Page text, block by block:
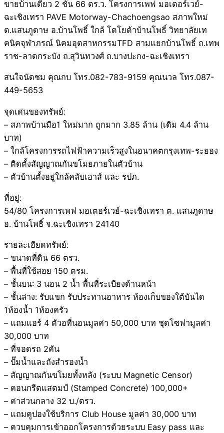
ขายบ้านเดี่ยว 2 ชั้น 66 ตร.ว. โครงการเพฟ มอเตอร์เวย์-
ฉะเชิงเทรา PAVE Motorway-Chachoengsao สภาพใหม่
ต.แสนภูดาษ อ.บ้านโพธิ์ ใกล้ โตโยต้าบ้านโพธิ์ วิทยาลัยเท
คนิคจุฬาภรณ์ นิคมอุตสาหกรรมTFD สามแยกบ้านโพธิ์ ถ.เทพ
ราช-ลาดกระบัง ถ.สุวินทวงศ์ ถ.บางปะกง-ฉะเชิงเทรา
สนใจนัดชม คุณกบ โทร.082-783-9159 คุณนวล โทร.087-
449-5653
จุดเด่นของทรัพย์:
– สภาพบ้านมือ1 ใหม่มาก ถูกมาก 3.85 ล้าน (เดิม 4.4 ล้าน
บาท)
– ใกล้โครงการรถไฟฟ้าความเร็วสูงในอนาคตกรุงเทพ-ระยอง
– ติดตั้งสัญญาณกันขโมยภายในตัวบ้าน
– ตัวบ้านตั้งอยู่ใกล้คลับเฮาส์ และ รปภ.
ที่อยู่:
54/80 โครงการเพฟ มอเตอร์เวย์-ฉะเชิงเทรา ต. แสนภูดาษ
อ. บ้านโพธิ์ จ.ฉะเชิงเทรา 24140
รายละเอียดทรัพย์:
– ขนาดที่ดิน 66 ตรว.
– พื้นที่ใช้สอย 150 ตรม.
– ชั้นบน: 3 นอน 2 น้ำ พื้นที่ระเบียงด้านหน้า
– ชั้นล่าง: รับแขก รับประทานอาหาร ห้องเก็บของใต้บันได
1ห้องน้ำ 1ห้องครัว
– แถมแอร์ 4 ตัวอที่นอนมูลค่า 50,000 บาท ชุดโซฟามูลค่า
30,000 บาท
– ที่จอดรถ 2คัน
– ปั๊มน้ำและถังสำรองน้ำ
– สัญญาณกันขโมยทั้งหลัง (ระบบ Magnetic Censor)
– คอนกรีตแสตมป์ (Stamped Concrete) 100,000+
– ค่าส่วนกลาง 32 บ./ตรว.
– แถมคูปองใช้บริการ Club House มูลค่า 30,000 บาท
– ควบคุมการเข้าออกโครงการด้วยระบบ Easy pass และ